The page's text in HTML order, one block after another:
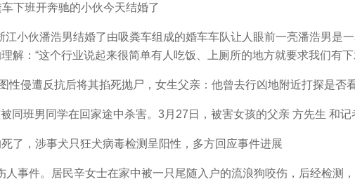
下班开奔驰的小伙今天结婚了
伙潘浩男结婚了由吸粪车组成的婚车车队让人眼前一亮潘浩男是一
解：“这个行业说起来很简单有人吃饭、上厕所的地方就要求我们有
侵遭反抗后将其掐死抛尸，女生父亲：他曾去行凶地附近打探是否
班男同学在回家途中杀害。3月27日，被害女孩的父亲 方先生 和记
，涉事犬只狂犬病毒检测呈阳性，多方回应事件进展
件。居民辛女士在家中被一只尾随入户的流浪狗咬伤，后经检测，